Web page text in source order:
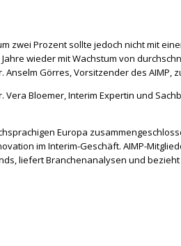
zwei Prozent sollte jedoch nicht mit
wieder mit Wachstum von
Görres, Vorsitzender des AIMP,
Bloemer, Interim Expertin und
Europa
im Interim-Geschäft. AIMP-
liefert Branchenanalysen und